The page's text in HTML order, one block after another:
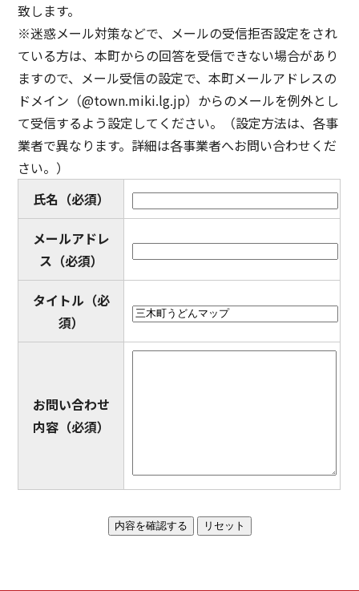
致します。
※迷惑メール対策などで、メールの受信拒否設定をされ
ている方は、本町からの回答を受信できない場合があり
ますので、メール受信の設定で、本町メールアドレスの
ドメイン（@town.miki.lg.jp）からのメールを例外とし
て受信するよう設定してください。（設定方法は、各事
業者で異なります。詳細は各事業者へお問い合わせくだ
さい。）
氏名 （必須）
メールアドレ
ス （必須）
タイトル （必
須）
お問い合わせ
内容（必須）